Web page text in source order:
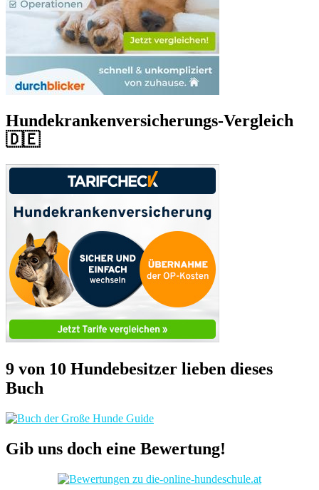
Hundekrankenversicherungs-Vergleich
🇩🇪
9 von 10 Hundebesitzer lieben dieses
Buch
Gib uns doch eine Bewertung!